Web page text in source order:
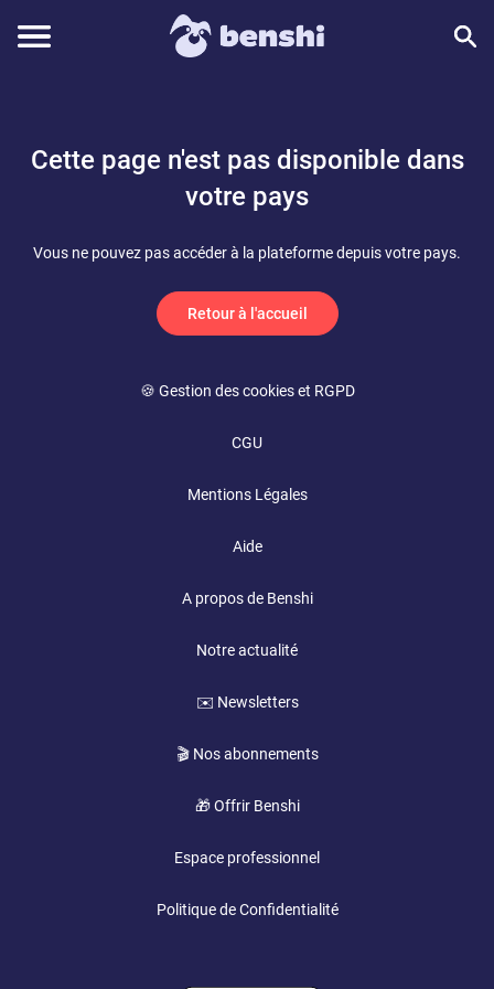
Cette page n'est pas disponible dans
votre pays
Vous ne pouvez pas accéder à la plateforme depuis votre pays.
Retour à l'accueil
🍪 Gestion des cookies et RGPD
CGU
Mentions Légales
Aide
A propos de Benshi
Notre actualité
✉️ Newsletters
🎬 Nos abonnements
🎁 Offrir Benshi
Espace professionnel
Politique de Confidentialité